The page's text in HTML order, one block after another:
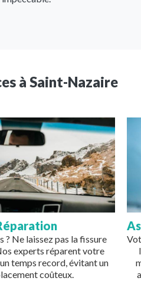
à Saint-Nazaire
? Ne laissez pas la fissure
experts réparent votre
temps record, évitant un
coûteux.